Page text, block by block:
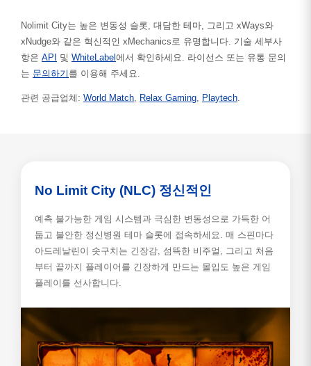
Nolimit City는 높은 변동성 슬롯, 대담한 테마, 그리고 xWays와
xNudge와 같은 혁신적인 xMechanics로 유명합니다. 기술 세부사
항은 API 및 WhiteLabel 에서 확인하세요. 라이선스 또는 유통 문의
는 문의하기 를 이용해 주세요.
관련 공급업체: World Match, Relax Gaming, Playtech.
No Limit City (NLC) 정신적인
예측 불가능한 게임 시스템과 극심한 변동성으로 가득한 어
둡고 불안한 정신병원 테마 슬롯에 접속하세요. 매 스핀마다
아드레날린이 솟구치는 긴장감, 섬뜩한 비주얼, 그리고 처음
부터 끝까지 플레이어를 긴장하게 만드는 몰입도 높은 게임
플레이를 선사합니다.